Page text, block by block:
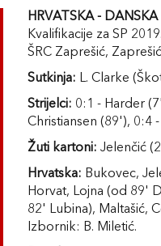
HRVATSKA -
Kvalifikacije za SP
ŠRC Zaprešić,
Sutkinja: L. Clarke
Strijelci: 0:1 - Harder
Christiansen (89'), 0:4
Žuti kartoni: Jelenčić
Hrvatska: Bukovec,
Horvat, Lojna (od 89'
82' Lubina), Maltašić,
Izbornik: B. Miletić.